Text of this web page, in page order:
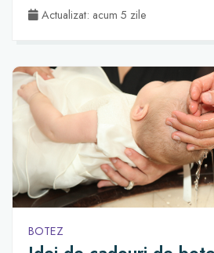
Actualizat: acum 5 zile
BOTEZ